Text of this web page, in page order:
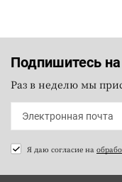
Подпишитесь
Раз в неделю мы
Я даю согласие на